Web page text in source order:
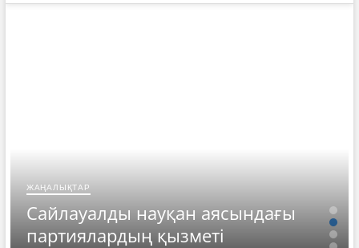
ЖАҢАЛЫҚТАР
Сайлауалды науқан аясындағы
партиялардың қызметі